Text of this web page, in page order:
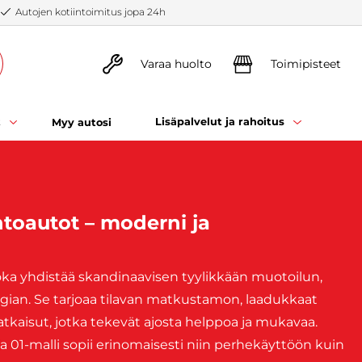
Autojen kotiintoimitus jopa 24h
Varaa huolto Toimipisteet
Myy autosi Lisäpalvelut ja rahoitus
– moderni ja
yhdistää skandinaavisen tyylikkään muotoilun,
Se tarjoaa tilavan matkustamon, laadukkaat
jotka tekevät ajosta helppoa ja mukavaa.
01-malli sopii erinomaisesti niin perhekäyttöön kuin